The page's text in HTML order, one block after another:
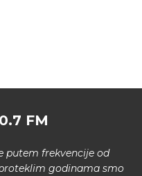
FM
putem frekvencije od
godinama smo